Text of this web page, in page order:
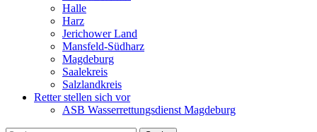
Halle
Harz
Jerichower Land
Mansfeld-Südharz
Magdeburg
Saalekreis
Salzlandkreis
Retter stellen sich vor
ASB Wasserrettungsdienst Magdeburg